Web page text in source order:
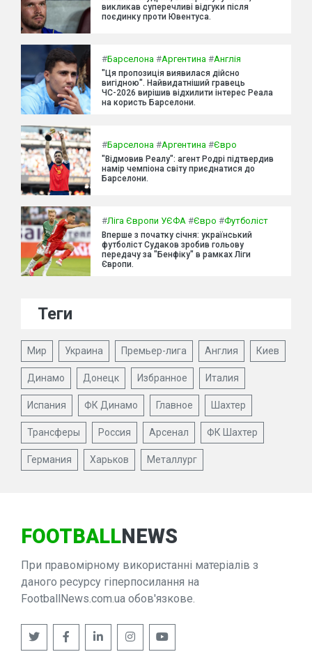
викликав суперечливі відгуки після
поєдинку проти Ювентуса.
#Барселона #Аргентина #Англія
"Ця пропозиція виявилася дійсно
вигідною". Найвидатніший гравець
ЧС-2026 вирішив відхилити інтерес Реала
на користь Барселони.
#Барселона #Аргентина #Євро
"Відмовив Реалу": агент Родрі підтвердив
намір чемпіона світу приєднатися до
Барселони.
#Ліга Європи УЄФА #Євро #Футболіст
Вперше з початку січня: український
футболіст Судаков зробив гольову
передачу за "Бенфіку" в рамках Ліги
Європи.
Теги
Мир Украина Премьер-лига Англия Киев
Динамо Донецк Избранное Италия
Испания ФК Динамо Главное Шахтер
Трансферы Россия Арсенал ФК Шахтер
Германия Харьков Металлург
FOOTBALLNEWS
При правомірному використанні матеріалів з
даного ресурсу гіперпосилання на
FootballNews.com.ua обов'язкове.